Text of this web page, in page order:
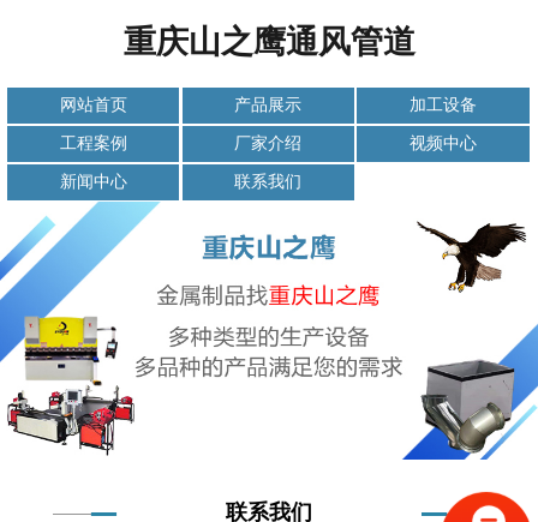
重庆山之鹰通风管道
网站首页 产品展示 加工设备
工程案例 厂家介绍 视频中心
新闻中心 联系我们
联系我们